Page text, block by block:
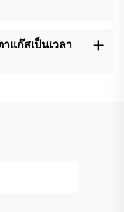
แก๊สเป็นเวลา